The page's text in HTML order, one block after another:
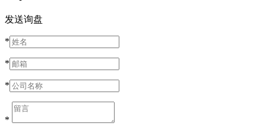
发送询盘
*
*
*
*